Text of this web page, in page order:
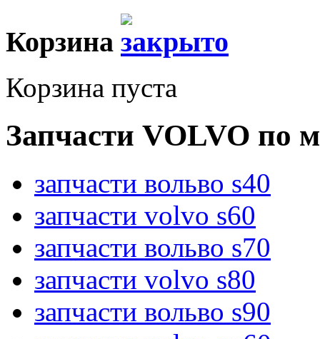
Корзина
Корзина пуста
Запчасти VOLVO по
запчасти вольво s40
запчасти volvo s60
запчасти вольво s70
запчасти volvo s80
запчасти вольво s90